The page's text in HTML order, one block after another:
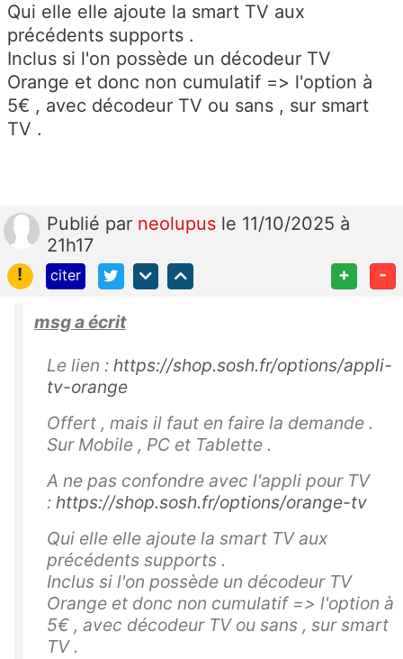
Qui elle elle ajoute la smart TV aux
précédents supports .
Inclus si l'on possède un décodeur TV
Orange et donc non cumulatif => l'option à
5€ , avec décodeur TV ou sans , sur smart
TV .
Publié par neolupus le 11/10/2025 à
21h17
!
citer + -
msg a écrit
Le lien : https://shop.sosh.fr/options/appli-
tv-orange
Offert , mais il faut en faire la demande .
Sur Mobile , PC et Tablette .
A ne pas confondre avec l'appli pour TV
: https://shop.sosh.fr/options/orange-tv
Qui elle elle ajoute la smart TV aux
précédents supports .
Inclus si l'on possède un décodeur TV
Orange et donc non cumulatif => l'option à
5€ , avec décodeur TV ou sans , sur smart
TV .